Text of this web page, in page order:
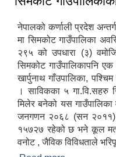
नेपालको कर्णाली प्रदेश
मा सिमकोट गाउँपालिका
२९५ को उपधारा (३)
सिमकोट गाउँपालिकापनि एक
खार्पुनाथ गाँउपालिका,
। साविकका ५ गा.वि.सहरु
मिलेर बनेको यस
जनगणन २०६८ (सन २०११)
१५७२७ रहेको छ भने कूल
वनोट , जैविक विविधताले